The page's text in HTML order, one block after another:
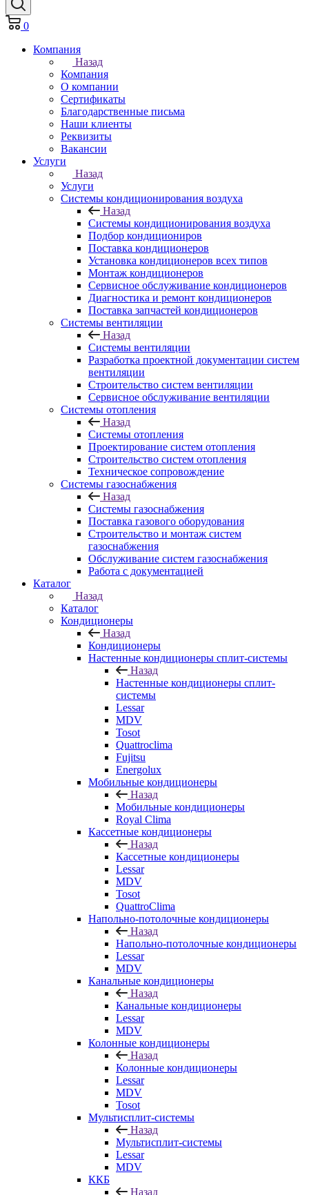
0
Компания
Назад
Компания
О компании
Сертификаты
Благодарственные письма
Наши клиенты
Реквизиты
Вакансии
Услуги
Назад
Услуги
Системы кондиционирования воздуха
Назад
Системы кондиционирования воздуха
Подбор кондициониров
Поставка кондиционеров
Установка кондиционеров всех типов
Монтаж кондиционеров
Сервисное обслуживание кондиционеров
Диагностика и ремонт кондиционеров
Поставка запчастей кондиционеров
Системы вентиляции
Назад
Системы вентиляции
Разработка проектной документации систем
вентиляции
Строительство систем вентиляции
Сервисное обслуживание вентиляции
Системы отопления
Назад
Системы отопления
Проектирование систем отопления
Строительство систем отопления
Техническое сопровождение
Системы газоснабжения
Назад
Системы газоснабжения
Поставка газового оборудования
Строительство и монтаж систем
газоснабжения
Обслуживание систем газоснабжения
Работа с документацией
Каталог
Назад
Каталог
Кондиционеры
Назад
Кондиционеры
Настенные кондиционеры сплит-системы
Назад
Настенные кондиционеры сплит-
системы
Lessar
MDV
Tosot
Quattroclima
Fujitsu
Energolux
Мобильные кондиционеры
Назад
Мобильные кондиционеры
Royal Clima
Кассетные кондиционеры
Назад
Кассетные кондиционеры
Lessar
MDV
Tosot
QuattroClima
Напольно-потолочные кондиционеры
Назад
Напольно-потолочные кондиционеры
Lessar
MDV
Канальные кондиционеры
Назад
Канальные кондиционеры
Lessar
MDV
Колонные кондиционеры
Назад
Колонные кондиционеры
Lessar
MDV
Tosot
Мультисплит-системы
Назад
Мультисплит-системы
Lessar
MDV
ККБ
Назад